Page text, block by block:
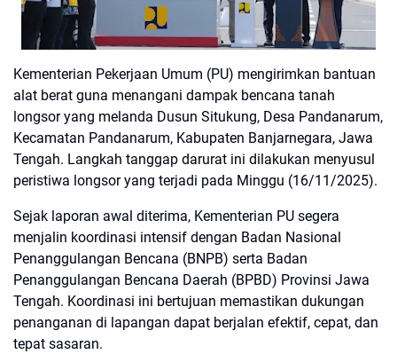
Kementerian Pekerjaan Umum (PU) mengirimkan bantuan
alat berat guna menangani dampak bencana tanah
longsor yang melanda Dusun Situkung, Desa Pandanarum,
Kecamatan Pandanarum, Kabupaten Banjarnegara, Jawa
Tengah. Langkah tanggap darurat ini dilakukan menyusul
peristiwa longsor yang terjadi pada Minggu (16/11/2025).
Sejak laporan awal diterima, Kementerian PU segera
menjalin koordinasi intensif dengan Badan Nasional
Penanggulangan Bencana (BNPB) serta Badan
Penanggulangan Bencana Daerah (BPBD) Provinsi Jawa
Tengah. Koordinasi ini bertujuan memastikan dukungan
penanganan di lapangan dapat berjalan efektif, cepat, dan
tepat sasaran.